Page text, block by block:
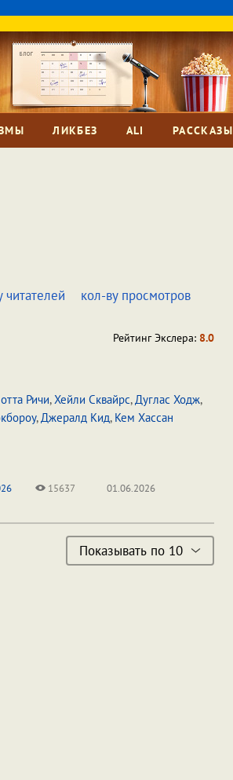
ЛИКБЕЗ ALI РАССКАЗЫ
читателей кол-ву просмотров
Рейтинг Экслера: 8.0
Ричи,Хейли Сквайрс,Дуглас Ходж,
,Джералд Кид, Кем Хассан
15637 01.06.2026
Показывать по 10